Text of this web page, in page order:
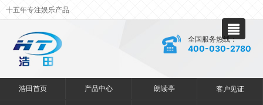
十五年专注娱乐产品
全国服务热线：
400-030-2780
浩田首页 产品中心 朗读亭 客户见证